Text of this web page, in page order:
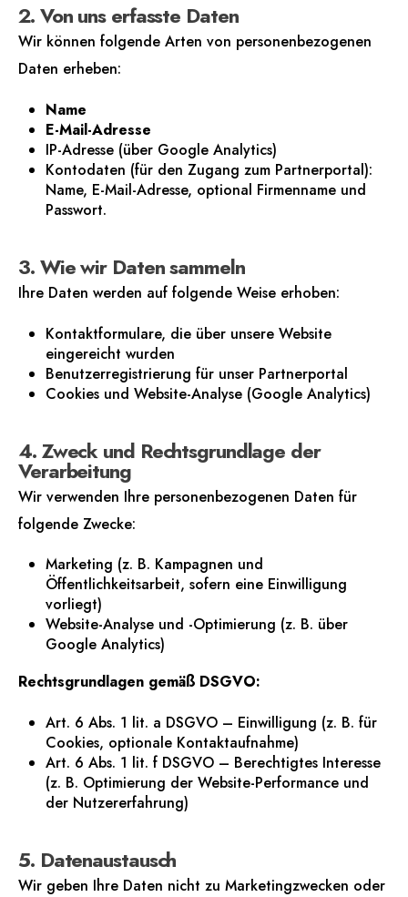
2. Von uns erfasste Daten
Wir können folgende Arten von personenbezogenen
Daten erheben:
Name
E-Mail-Adresse
IP-Adresse (über Google Analytics)
Kontodaten (für den Zugang zum Partnerportal):
Name, E-Mail-Adresse, optional Firmenname und
Passwort.
3. Wie wir Daten sammeln
Ihre Daten werden auf folgende Weise erhoben:
Kontaktformulare, die über unsere Website
eingereicht wurden
Benutzerregistrierung für unser Partnerportal
Cookies und Website-Analyse (Google Analytics)
4. Zweck und Rechtsgrundlage der
Verarbeitung
Wir verwenden Ihre personenbezogenen Daten für
folgende Zwecke:
Marketing (z. B. Kampagnen und
Öffentlichkeitsarbeit, sofern eine Einwilligung
vorliegt)
Website-Analyse und -Optimierung (z. B. über
Google Analytics)
Rechtsgrundlagen gemäß DSGVO:
Art. 6 Abs. 1 lit. a DSGVO – Einwilligung (z. B. für
Cookies, optionale Kontaktaufnahme)
Art. 6 Abs. 1 lit. f DSGVO – Berechtigtes Interesse
(z. B. Optimierung der Website-Performance und
der Nutzererfahrung)
5. Datenaustausch
Wir geben Ihre Daten nicht zu Marketingzwecken oder